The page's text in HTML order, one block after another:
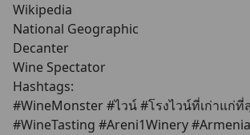
Wikipedia
National Geographic
Decanter
Wine Spectator
Hashtags:
#WineMonster #ไวน์ #โรงไวน์ที่เก่าแก่
#WineTasting #Areni1Winery